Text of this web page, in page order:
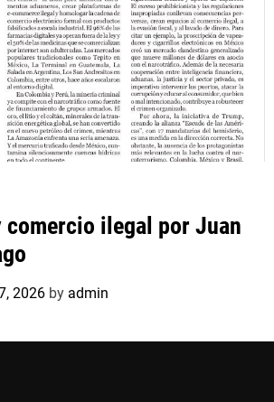
comercio ilegal por Juan
2026 by admin